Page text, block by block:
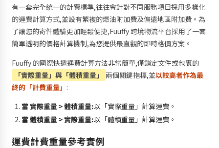
有一套完全統一的計費標準,往往會針對不同服務項目採用多樣化
的運費計算方式,並設有繁複的燃油附加費及偏遠地區附加費。為
了讓您的寄件體驗更加輕鬆便捷,Fuuffy 跨境物流平台採用了一套
簡單透明的價格計算機制,為您提供最直觀的即時格價方案。
Fuuffy 的國際快遞運費計算方法非常簡單,僅鎖定文件或包裹的
「實際重量」與「體積重量」
兩個關鍵指標,並以較高者作為最
終的「計費重量」 :
當 實際重量 > 體積重量:以「實際重量」計算運費。
當 體積重量 > 實際重量:以「體積重量」計算運費。
運費計費重量參考實例